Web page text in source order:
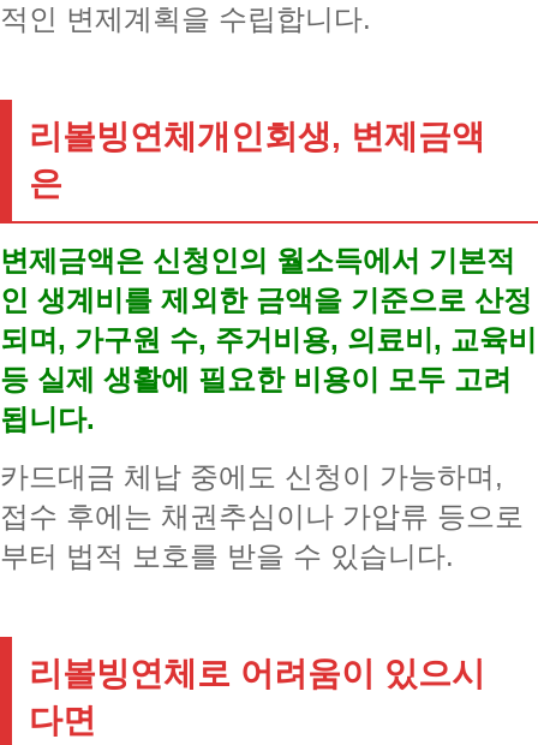
적인 변제계획을 수립합니다.
리볼빙연체개인회생, 변제금액
은
변제금액은 신청인의 월소득에서 기본적
인 생계비를 제외한 금액을 기준으로 산정
되며, 가구원 수, 주거비용, 의료비, 교육비
등 실제 생활에 필요한 비용이 모두 고려
됩니다.
카드대금 체납 중에도 신청이 가능하며,
접수 후에는 채권추심이나 가압류 등으로
부터 법적 보호를 받을 수 있습니다.
리볼빙연체로 어려움이 있으시
다면